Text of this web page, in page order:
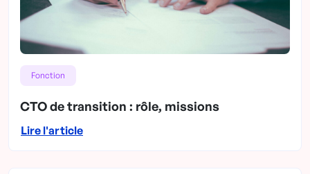
Fonction
CTO de transition : rôle, missions
Lire l'article